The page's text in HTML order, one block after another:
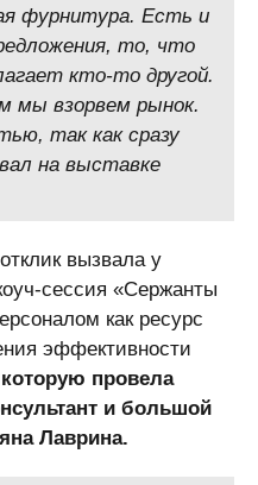
фурнитура. Есть и
то, что
кто-то другой.
мы взорвем рынок.
так как сразу
на выставке
вызвала у
сессия «Сержанты
как ресурс
эффективности
которую провела
и большой
Лаврина.